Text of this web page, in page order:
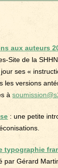
aux auteurs
Site de la
ses «
les versions
à
: une petite
typographie
par Gérard